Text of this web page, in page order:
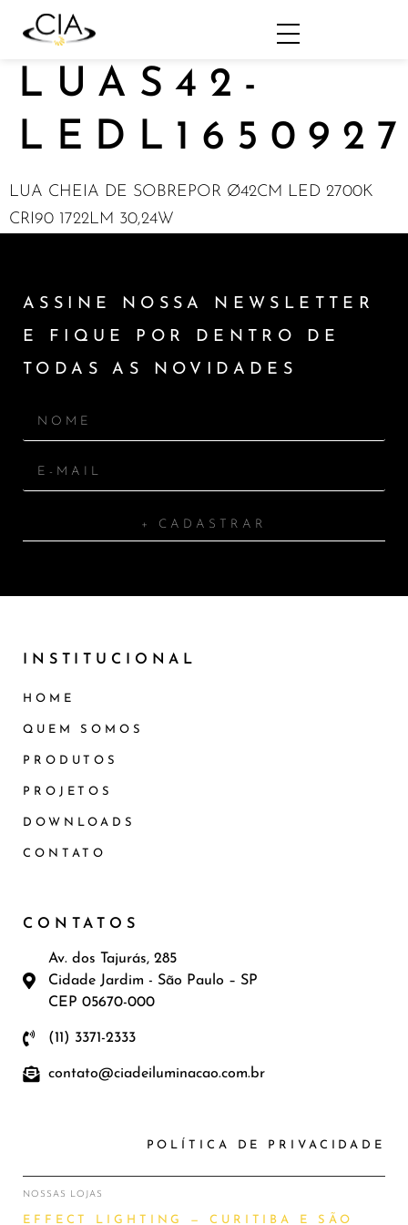
LUAS42-
LUA CHEIA DE SOBREPOR Ø42CM LED 2700K
CRI90 1722LM 30,24W
ASSINE NOSSA NEWSLETTER
E FIQUE POR DENTRO DE
TODAS AS NOVIDADES
+ CADASTRAR
INSTITUCIONAL
HOME
QUEM SOMOS
PRODUTOS
PROJETOS
DOWNLOADS
CONTATO
CONTATOS
Av. dos Tajurás, 285
Cidade Jardim - São Paulo – SP
CEP 05670-000
(11) 3371-2333
contato@ciadeiluminacao.com.br
POLÍTICA DE PRIVACIDADE
NOSSAS LOJAS
EFFECT LIGHTING — CURITIBA E SÃO